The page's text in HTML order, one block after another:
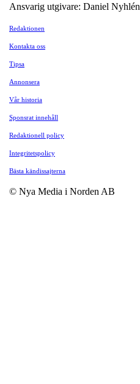
Ansvarig utgivare: Daniel Nyhlén
Redaktionen
Kontakta oss
Tipsa
Annonsera
Vår historia
Sponsrat innehåll
Redaktionell policy
Integritetspolicy
Bästa kändissajterna
© Nya Media i Norden AB